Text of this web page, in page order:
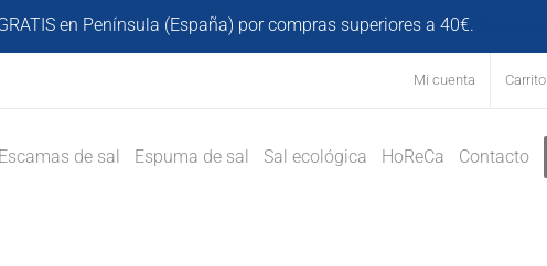
en Península (España) por compras superiores a 40€.
Mi cuenta Carrito
Escamas de sal Espuma de sal Sal ecológica HoReCa Contacto